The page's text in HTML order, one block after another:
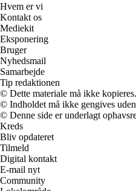
Hvem er vi
Kontakt os
Mediekit
Eksponering
Bruger
Nyhedsmail
Samarbejde
Tip redaktionen
© Dette materiale må ikke kopieres.
© Indholdet må ikke gengives
© Denne side er underlagt
Kreds
Bliv opdateret
Tilmeld
Digital kontakt
E-mail nyt
Community